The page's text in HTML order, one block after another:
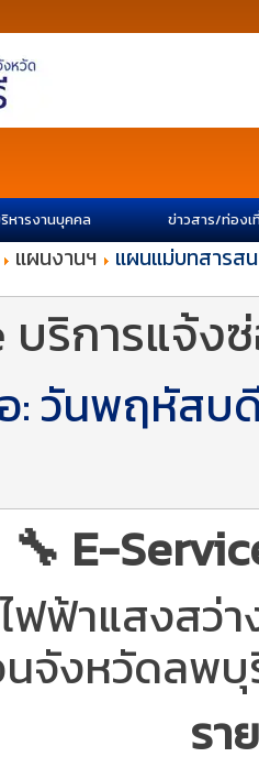
หารงานบุคคล ข่าวสาร/ท่องเ
แผนงานฯ แผนแม่บทสารส
บริการแจ้ง
: วันพฤหัสบ
🔧 E-
ฟ้าแสงสว่า
จังหวัดลพบุ
รา